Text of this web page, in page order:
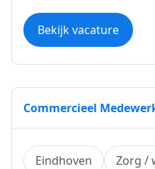
Bekijk vacature
Commercieel
Eindhoven Zorg /